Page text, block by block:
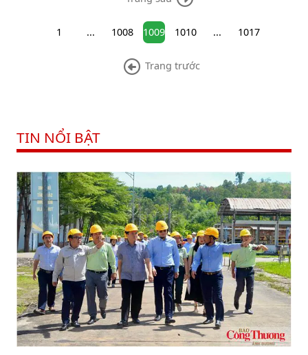
1 ... 1008 1009 1010 ... 1017
Trang trước
TIN NỔI BẬT